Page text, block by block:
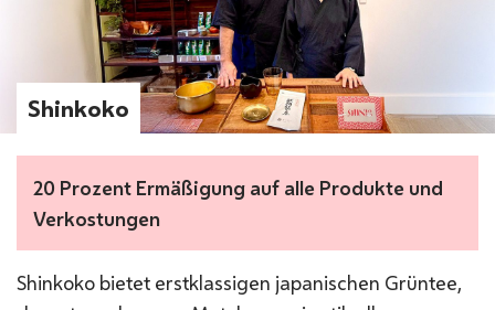
Shinkoko
20 Prozent Ermäßigung auf alle Produkte und
Verkostungen
Shinkoko bietet erstklassigen japanischen Grüntee,